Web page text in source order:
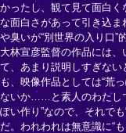
かったし、観て見て面白
な面白さがあって引き込
や臭いが“別世界の入り口”
大林宣彦監督の作品には、
て、あまり説明しすぎな
も、映像作品としては“荒
ないか……と素人のわたし
ぽい作り”なので、それで
だ。われわれは無意識に“